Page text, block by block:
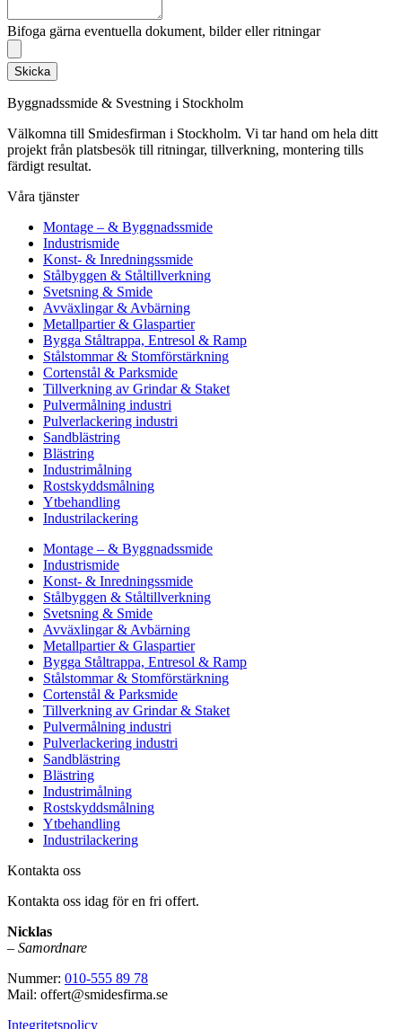
Bifoga gärna eventuella dokument, bilder eller ritningar
Skicka
Byggnadssmide & Svestning i Stockholm
Välkomna till Smidesfirman i Stockholm. Vi tar hand om hela ditt
projekt från platsbesök till ritningar, tillverkning, montering tills
färdigt resultat.
Våra tjänster
Montage – & Byggnadssmide
Industrismide
Konst- & Inredningssmide
Stålbyggen & Ståltillverkning
Svetsning & Smide
Avväxlingar & Avbärning
Metallpartier & Glaspartier
Bygga Ståltrappa, Entresol & Ramp
Stålstommar & Stomförstärkning
Cortenstål & Parksmide
Tillverkning av Grindar & Staket
Pulvermålning industri
Pulverlackering industri
Sandblästring
Blästring
Industrimålning
Rostskyddsmålning
Ytbehandling
Industrilackering
Montage – & Byggnadssmide
Industrismide
Konst- & Inredningssmide
Stålbyggen & Ståltillverkning
Svetsning & Smide
Avväxlingar & Avbärning
Metallpartier & Glaspartier
Bygga Ståltrappa, Entresol & Ramp
Stålstommar & Stomförstärkning
Cortenstål & Parksmide
Tillverkning av Grindar & Staket
Pulvermålning industri
Pulverlackering industri
Sandblästring
Blästring
Industrimålning
Rostskyddsmålning
Ytbehandling
Industrilackering
Kontakta oss
Kontakta oss idag för en fri offert.
Nicklas
– Samordnare
Nummer: 010-555 89 78
Mail: offert@smidesfirma.se
Integritetspolicy